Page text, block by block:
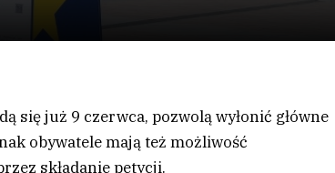
się już 9 czerwca, pozwolą wyłonić główne
obywatele mają też możliwość
składanie petycji.